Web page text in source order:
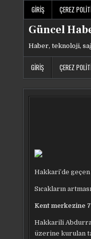
GIRIŞ ÇEREZ
Güncel
Haber, teknoloji,
GIRIŞ ÇEREZ
Hakkari’de
Sıcakların
Kent merkezine
Hakkarili
üzerine kurulan